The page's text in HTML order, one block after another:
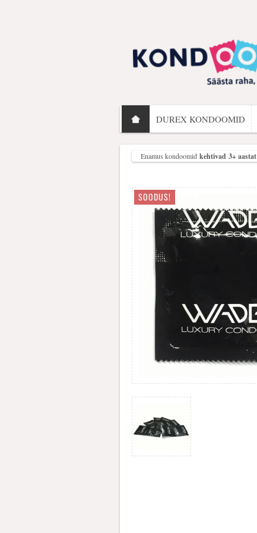
DUREX KONDOOMID
Enamus kondoomid kehtivad 3+ aastat
SOODUS!